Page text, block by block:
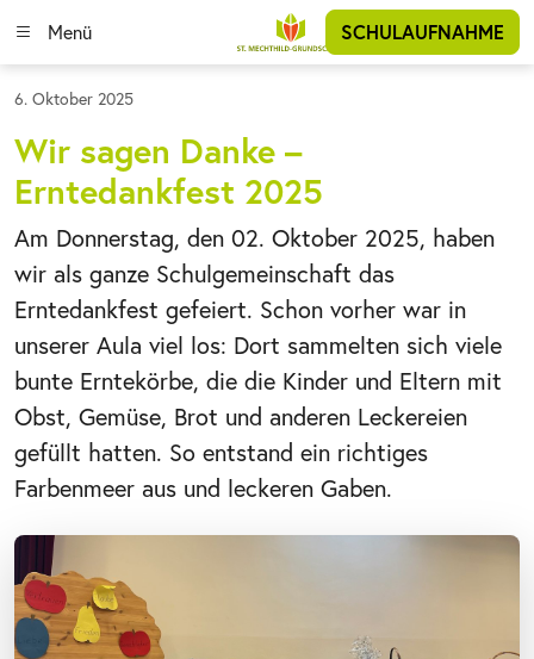
Menü SCHULAUFNAHME
6. Oktober 2025
Wir sagen Danke –
Erntedankfest 2025
Am Donnerstag, den 02. Oktober 2025, haben
wir als ganze Schulgemeinschaft das
Erntedankfest gefeiert. Schon vorher war in
unserer Aula viel los: Dort sammelten sich viele
bunte Erntekörbe, die die Kinder und Eltern mit
Obst, Gemüse, Brot und anderen Leckereien
gefüllt hatten. So entstand ein richtiges
Farbenmeer aus und leckeren Gaben.